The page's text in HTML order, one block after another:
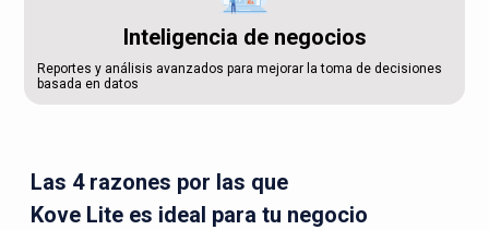
Inteligencia de negocios
Reportes y análisis avanzados para mejorar la toma de decisiones
basada en datos
Las 4 razones por las que
Kove Lite es ideal para tu negocio